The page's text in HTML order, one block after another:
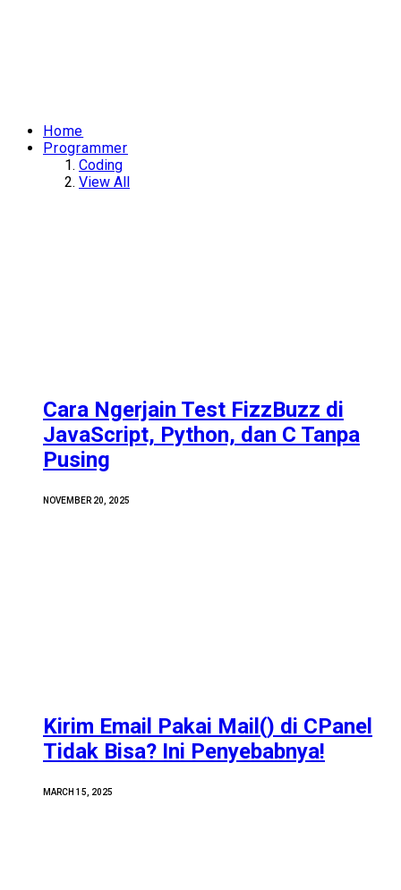
Home
Programmer
Coding
View All
Cara Ngerjain Test FizzBuzz di
JavaScript, Python, dan C Tanpa
Pusing
NOVEMBER 20, 2025
Kirim Email Pakai Mail() di CPanel
Tidak Bisa? Ini Penyebabnya!
MARCH 15, 2025